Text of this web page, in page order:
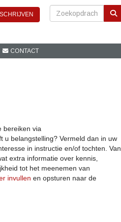
CONTACT
bereiken via
u belangstelling? Vermeld dan in uw
in instructie en/of tochten. Van
extra informatie over kennis,
tot het meenemen van
invullen en opsturen naar de